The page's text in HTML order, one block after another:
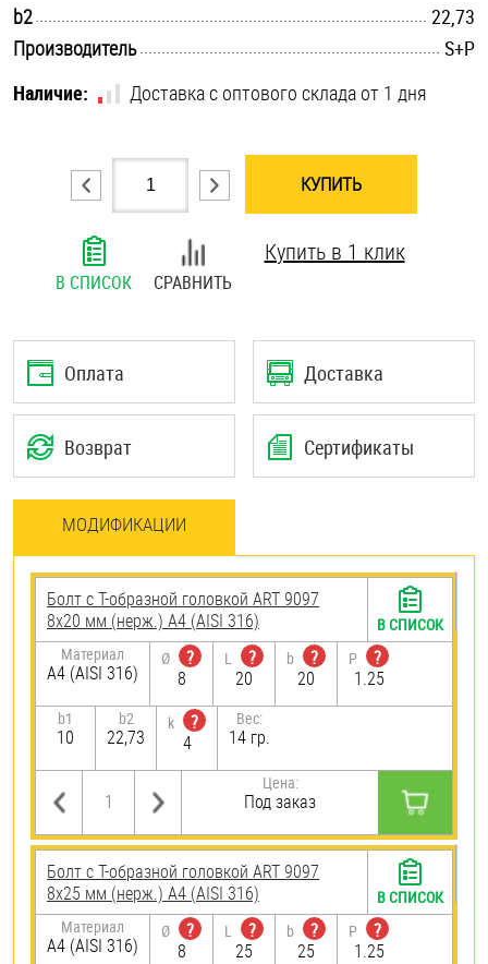
Шпильки
Шплинты
b2
22,73
Производитель
S+P
Наличие:
Доставка с оптового склада от 1 дня
КУПИТЬ
В СПИСОК СРАВНИТЬ
Купить в 1 клик
Оплата Доставка
Возврат Сертификаты
МОДИФИКАЦИИ
Болт с Т-образной головкой ART 9097
8х20 мм (нерж.) A4 (AISI 316)
Материал
A4 (AISI 316)
Ø
?
8
L
?
20
b
?
20
P
?
1.25
b1
10
b2
22,73
k
?
4
Вес:
14 гр.
Цена:
Под заказ
В СПИСОК
Болт с Т-образной головкой ART 9097
8х25 мм (нерж.) A4 (AISI 316)
Материал
A4 (AISI 316)
Ø
?
8
L
?
25
b
?
25
P
?
1.25
В СПИСОК